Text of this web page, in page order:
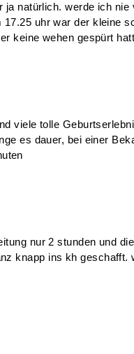
ja natürlich. werde ich nie
uhr war der kleine
keine wehen gespürt
viele tolle
es dauer, bei einer
nur 2 stunden und
knapp ins kh geschafft.